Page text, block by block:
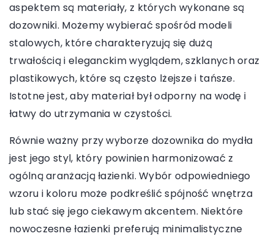
aspektem są materiały, z których wykonane są
dozowniki. Możemy wybierać spośród modeli
stalowych, które charakteryzują się dużą
trwałością i eleganckim wyglądem, szklanych oraz
plastikowych, które są często lżejsze i tańsze.
Istotne jest, aby materiał był odporny na wodę i
łatwy do utrzymania w czystości.
Równie ważny przy wyborze dozownika do mydła
jest jego styl, który powinien harmonizować z
ogólną aranżacją łazienki. Wybór odpowiedniego
wzoru i koloru może podkreślić spójność wnętrza
lub stać się jego ciekawym akcentem. Niektóre
nowoczesne łazienki preferują minimalistyczne